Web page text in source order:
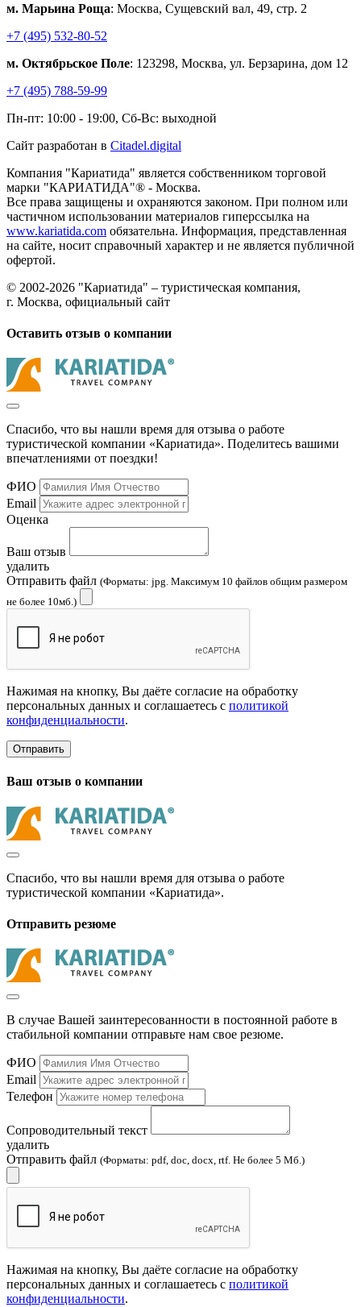
м. Марьина Роща: Москва, Сущевский вал, 49, стр. 2
+7 (495) 532-80-52
м. Октябрьское Поле: 123298, Москва, ул. Берзарина, дом 12
+7 (495) 788-59-99
Пн-пт: 10:00 - 19:00, Сб-Вс: выходной
Сайт разработан в Citadel.digital
Компания "Кариатида" является собственником торговой
марки "КАРИАТИДА"® - Москва.
Все права защищены и охраняются законом. При полном или
частичном использовании материалов гиперссылка на
www.kariatida.com обязательна. Информация, представленная
на сайте, носит справочный характер и не является публичной
офертой.
© 2002-2026 "Кариатида" – туристическая компания,
г. Москва, официальный сайт
Оставить отзыв о компании
Спасибо, что вы нашли время для отзыва о работе
туристической компании «Кариатида». Поделитесь вашими
впечатлениями от поездки!
ФИО
Email
Оценка
Ваш отзыв
удалить
Отправить файл (Форматы: jpg. Максимум 10 файлов общим размером
не более 10мб.)
Нажимая на кнопку, Вы даёте согласие на обработку
персональных данных и соглашаетесь с политикой
конфиденциальности.
Отправить
Ваш отзыв о компании
Спасибо, что вы нашли время для отзыва о работе
туристической компании «Кариатида».
Отправить резюме
В случае Вашей заинтересованности в постоянной работе в
стабильной компании отправьте нам свое резюме.
ФИО
Email
Телефон
Сопроводительный текст
удалить
Отправить файл (Форматы: pdf, doc, docx, rtf. Не более 5 Мб.)
Нажимая на кнопку, Вы даёте согласие на обработку
персональных данных и соглашаетесь с политикой
конфиденциальности.